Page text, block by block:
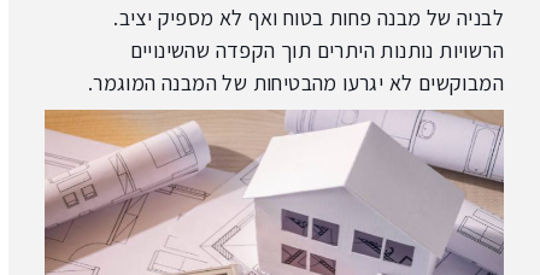
לבניה של מבנה פחות בטוח ואף לא מספיק יציב.
הרשויות נותנות היתרים תוך הקפדה שהשינויים
המבוקשים לא יגרעו מהבטיחות של המבנה המוגמר.